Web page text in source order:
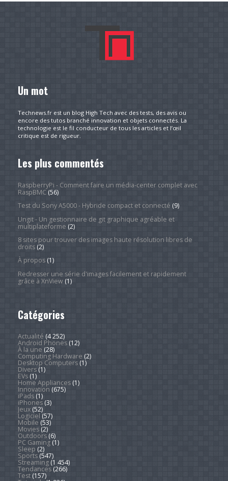
Un mot
Technews.fr est un blog High Tech avec des tests, des avis ou
encore des tutos branché innovation et objets connectés. La
technologie est le fil conducteur de tous les articles et l’œil
critique est de rigueur.
Les plus commentés
RaspberryPi - Comment faire un média-center complet avec
RaspBMC(56)
Test du Sony A5000 - Hybride compact et connecté (9)
Ungit - Un gestionnaire de git graphique agréable et
multiplateforme (2)
8 sites pour trouver des images haute résolution libres de
droits(2)
À propos(1)
Redresser une série d'images facilement et rapidement
grâce à XnView(1)
Catégories
Actualité (4 252)
Android Phones(12)
À la une (28)
Computing Hardware (2)
Desktop Computers(1)
Divers(1)
EVs(1)
Home Appliances(1)
Innovation (675)
iPads(1)
iPhones(3)
Jeux(52)
Logiciel (57)
Mobile (53)
Movies(2)
Outdoors(6)
PC Gaming(1)
Sleep (2)
Sports(547)
Streaming(1 454)
Tendances(266)
Test(157)